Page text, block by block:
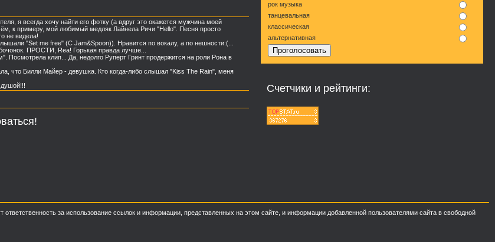
я всегда хочу найти его фотку (а вдруг это окажется мужчина моей
к примеру, мой любимый медляк Лайнела Ричи "Hello". Песня просто
не видела!
"Set me free" (С Jam&Spoon)). Нравится по вокалу, а по нешности:(...
ПРОСТИ, Rea! Горькая правда лучше...
Посмотрела клип... Да, недолго Руперт Гринт продержится на роли Рона в
что Билли Майер - девушка. Кто когда-либо слышал "Kiss The Rain", меня
душой!!!
рок музыка
танцевальная
классическая
альтернативная
Счетчики и рейтинги:
за использование ссылок и информации, представленных на этом сайте, и информации добавленной пользователями сайта в свободной